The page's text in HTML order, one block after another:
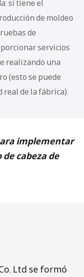
si tiene el
de moldeo
de
servicios
realizando una
(esto se puede
real de la fábrica).
implementar
cabeza de
Ltd se formó